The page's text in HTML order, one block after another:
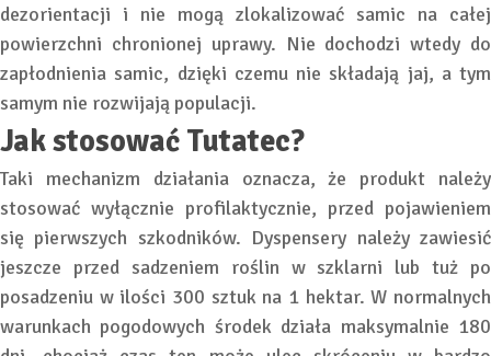
dezorientacji i nie mogą zlokalizować samic na całej
powierzchni chronionej uprawy. Nie dochodzi wtedy do
zapłodnienia samic, dzięki czemu nie składają jaj, a tym
samym nie rozwijają populacji.
Jak stosować Tutatec?
Taki mechanizm działania oznacza, że produkt należy
stosować wyłącznie profilaktycznie, przed pojawieniem
się pierwszych szkodników. Dyspensery należy zawiesić
jeszcze przed sadzeniem roślin w szklarni lub tuż po
posadzeniu w ilości 300 sztuk na 1 hektar. W normalnych
warunkach pogodowych środek działa maksymalnie 180